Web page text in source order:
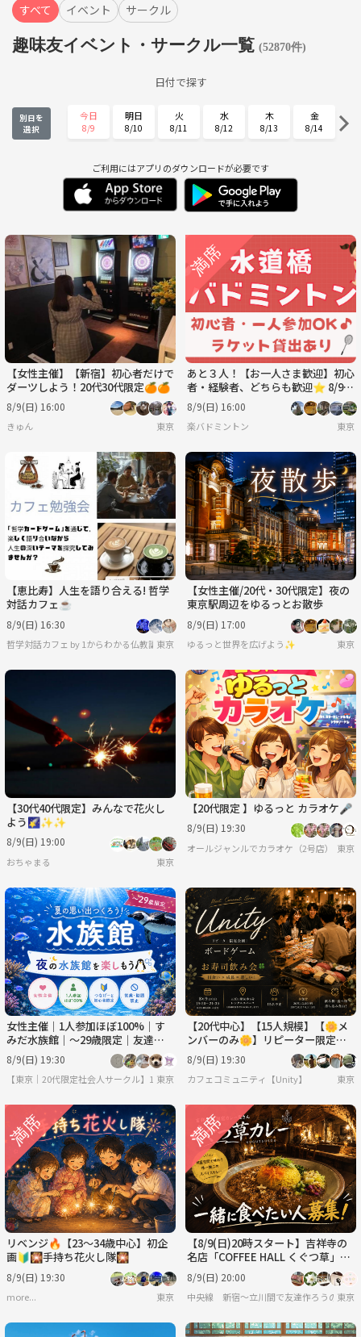
すべて イベント サークル
趣味友イベント・サークル一覧 (52870件)
日付で探す
別日を
選択
今日
8/9
明日
8/10
火
8/11
水
8/12
木
8/13
金
8/14
8/15 8/16 8/17 8/18 8/19
金
8/21
土
8/22
月
8/24
火
8/25
8/27 8/28 8/29
9/2
木
9/3 9/4
土 日
9/6
月
9/7
ご利用にはアプリのダウンロードが必要です
【女性主催】【新宿】初心者だけで
ダーツしよう！20代30代限定🍊🍊
8/9(日) 16:00
きゅん 東京
あと３人！【お一人さま歓迎】初心
者・経験者、どちらも歓迎⭐︎ 8/9
（日）16時〜 水道橋でバドミン
トン⭐︎
8/9(日) 16:00
楽バドミントン 東京
【恵比寿】人生を語り合える! 哲学
対話カフェ☕️
8/9(日) 16:30
哲学対話カフェ by 1からわかる仏教講座東京
【女性主催/20代・30代限定】夜の
東京駅周辺をゆるっとお散歩
8/9(日) 17:00
ゆるっと世界を広げよう✨ 東京
【30代40代限定】みんなで花火し
よう🌠✨✨
8/9(日) 19:00
おちゃまる 東京
【20代限定 】ゆるっと カラオケ🎤
8/9(日) 19:30
オールジャンルでカラオケ（2号店） 東京
女性主催｜1人参加ほぼ100%｜す
みだ水族館｜〜29歳限定｜友達作
り
8/9(日) 19:30
【東京｜20代限定社会人サークル】1人参加ほぼ100％｜少人数ゆる交流会
東京
【20代中心】【15人規模】【🌼メ
ンバーのみ🌼】リピーター限定交
流会
8/9(日) 19:30
カフェコミュニティ【Unity】 東京
リベンジ🔥【23～34歳中心】初企
画🔰🎇手持ち花火し隊🎇
8/9(日) 19:30
more... 東京
【8/9(日)20時スタート】吉祥寺の
名店「COFFEE HALL くぐつ草」
で、一緒にカレーを食べませんか？
🍛
8/9(日) 20:00
中央線 新宿〜立川間で友達作ろうの会東京